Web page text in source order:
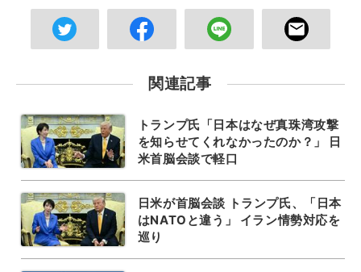
関連記事
トランプ氏「日本はなぜ真珠湾攻撃
を知らせてくれなかったのか？」 日
米首脳会談で軽口
日米が首脳会談 トランプ氏、「日本
はNATOと違う」 イラン情勢対応を
巡り